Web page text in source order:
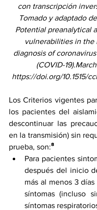
con transcripción
Tomado y adaptado
Potential preanalytical
vulnerabilities in the
diagnosis of
(COVID-
https://doi.org/10.1515/
Los Criterios vigentes
los pacientes del
descontinuar las
en la transmisión) sin
prueba, son:⁸
Para pacientes
después del inicio
más al menos 3
síntomas (incluso
síntomas